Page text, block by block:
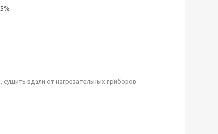
вдали от нагревательных приборов